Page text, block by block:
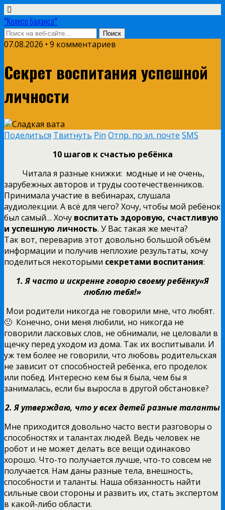
*Колесо баланса*
07.08.2026 • 9 комментариев
Секрет воспитания успешной
личности
Поделиться Твитнуть Pin Отпр. по эл. почте SMS
10 шагов к счастью ребёнка
Читала я разные книжки: модные и не очень,
зарубежных авторов и труды соотечественников.
Принимала участие в вебинарах, слушала
аудиолекции. А всё для чего? Хочу, чтобы мой ребёнок
был самый… Хочу воспитать здоровую, счастливую
и успешную личность. У Вас такая же мечта?
Так вот, переварив этот довольно большой объём
информации и получив неплохие результаты, хочу
поделиться некоторыми секретами воспитания:
1. Я часто и искренне говорю своему ребёнку«Я
люблю тебя!»
Мои родители никогда не говорили мне, что любят.
🙁 Конечно, они меня любили, но никогда не
говорили ласковых слов, не обнимали, не целовали в
щечку перед уходом из дома. Так их воспитывали. И
уж тем более не говорили, что любовь родительская
не зависит от способностей ребёнка, его проделок
или побед. Интересно кем бы я была, чем бы я
занималась, если бы выросла в другой обстановке?
2. Я утверждаю, что у всех детей разные таланты
Мне приходится довольно часто вести разговоры о
способностях и талантах людей. Ведь человек не
робот и не может делать все вещи одинаково
хорошо. Что-то получается лучше, что-то совсем не
получается. Нам даны разные тела, внешность,
способности и таланты. Наша обязанность найти
сильные свои стороны и развить их, стать экспертом
в какой-либо области.